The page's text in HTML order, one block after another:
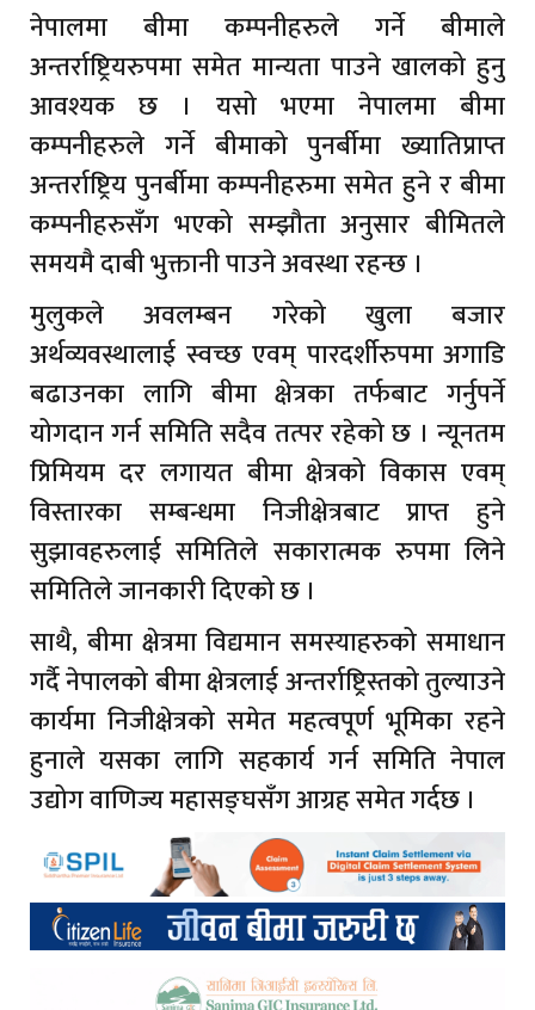
नेपालमा बीमा कम्पनीहरुले गर्ने बीमाले
अन्तर्राष्ट्रियरुपमा समेत मान्यता पाउने खालको हुनु
आवश्यक छ । यसो भएमा नेपालमा बीमा
कम्पनीहरुले गर्ने बीमाको पुनर्बीमा ख्यातिप्राप्त
अन्तर्राष्ट्रिय पुनर्बीमा कम्पनीहरुमा समेत हुने र बीमा
कम्पनीहरुसँग भएको सम्झौता अनुसार बीमितले
समयमै दाबी भुक्तानी पाउने अवस्था रहन्छ ।
मुलुकले अवलम्बन गरेको खुला बजार
अर्थव्यवस्थालाई स्वच्छ एवम् पारदर्शीरुपमा अगाडि
बढाउनका लागि बीमा क्षेत्रका तर्फबाट गर्नुपर्ने
योगदान गर्न समिति सदैव तत्पर रहेको छ । न्यूनतम
प्रिमियम दर लगायत बीमा क्षेत्रको विकास एवम्
विस्तारका सम्बन्धमा निजीक्षेत्रबाट प्राप्त हुने
सुझावहरुलाई समितिले सकारात्मक रुपमा लिने
समितिले जानकारी दिएको छ ।
साथै, बीमा क्षेत्रमा विद्यमान समस्याहरुको समाधान
गर्दै नेपालको बीमा क्षेत्रलाई अन्तर्राष्ट्रिस्तको तुल्याउने
कार्यमा निजीक्षेत्रको समेत महत्वपूर्ण भूमिका रहने
हुनाले यसका लागि सहकार्य गर्न समिति नेपाल
उद्योग वाणिज्य महासङ्घसँग आग्रह समेत गर्दछ ।